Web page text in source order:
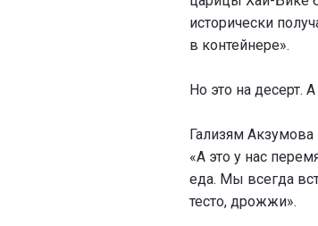
исторически
в контейнере».
Но это на десерт.
Гализям Акзумова
«А это у нас
еда. Мы всегда
тесто, дрожжи».